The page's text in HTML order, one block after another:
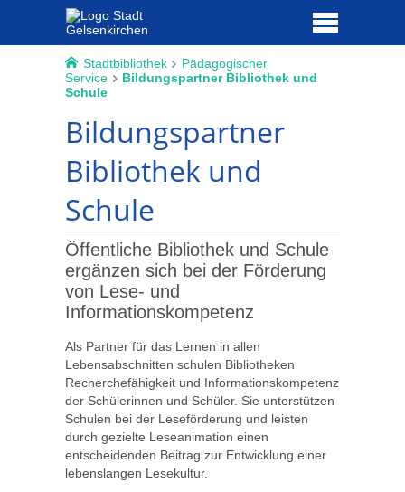
Stadtbibliothek
Pädagogischer
Service
Bildungspartner Bibliothek und
Schule
Bildungspartner
Bibliothek und
Schule
Öffentliche Bibliothek und Schule
ergänzen sich bei der Förderung
von Lese- und
Informationskompetenz
Als Partner für das Lernen in allen
Lebensabschnitten schulen Bibliotheken
Recherchefähigkeit und Informationskompetenz
der Schülerinnen und Schüler. Sie unterstützen
Schulen bei der Leseförderung und leisten
durch gezielte Leseanimation einen
entscheidenden Beitrag zur Entwicklung einer
lebenslangen Lesekultur.